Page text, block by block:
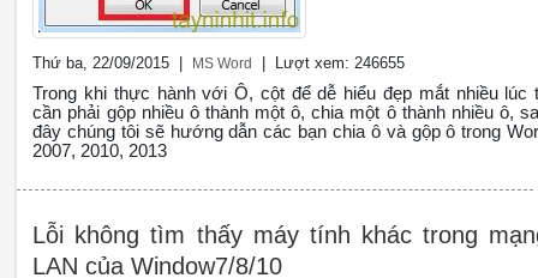
Thứ ba, 22/09/2015 | MS Word | Lượt xem: 246655
Trong khi thực hành với Ô, cột để dễ hiểu đẹp mắt nhiều lúc
cần phải gộp nhiều ô thành một ô, chia một ô thành nhiều ô,
đây chúng tôi sẽ hướng dẫn các bạn chia ô và gộp ô trong
2007, 2010, 2013
Lỗi không tìm thấy máy tính khác trong
LAN của Window7/8/10